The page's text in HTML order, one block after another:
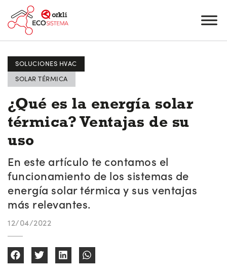
SOLUCIONES HVAC
SOLAR TÉRMICA
¿Qué es la energía solar
térmica? Ventajas de su
uso
En este artículo te contamos el
funcionamiento de los sistemas de
energía solar térmica y sus ventajas
más relevantes.
12/04/2022